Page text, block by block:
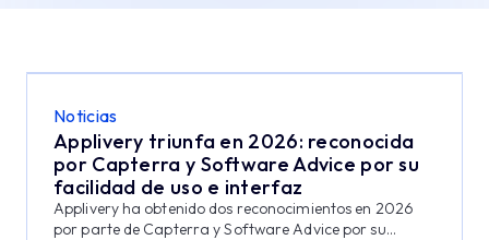
Noticias
Applivery triunfa en 2026: reconocida
por Capterra y Software Advice por su
facilidad de uso e interfaz
Applivery ha obtenido dos reconocimientos en 2026
por parte de Capterra y Software Advice por su...